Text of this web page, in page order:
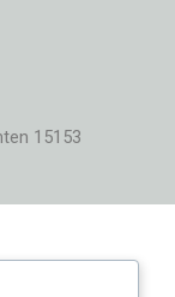
15153